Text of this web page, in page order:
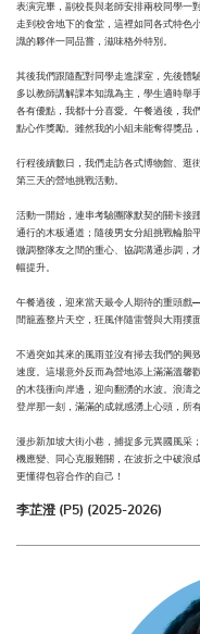
表演完畢，副校長與老師安排兩校同學一
走到校舍地下的食堂，這裡如同各式特色
識的夥伴一同品嘗，滋味格外特別。
其後我們跟隨配對同學走進課室，先後體
多以教師講解課本知識為主，學生適時舉
各有優點，我都十分喜愛。午餐過後，我
點心作獎勵。雖然我的小組未能奪得獎品
行程後續數日，我們走訪各式博物館、逛
第三天的營地挑戰活動。
活動一開始，連串考驗團隊默契的關卡接
通行的木板通道；隨後男女分組挑戰輪胎
微調整隊友之間的重心、協調溝通步調，
幅提升。
午餐過後，迎來當天最令人期待的重頭
間籠蓋整片天空，狂風伴隨雷聲與大雨撲
不過突如其來的風雨並沒有掃去我們的興
速度。這場意外反而為營地添上滿滿溫馨
的木筏衝向岸邊，迎向翻湧的水波。浪濤
登岸那一刻，滿滿的成就感湧上心頭，所
漫步新加坡大街小巷，捕捉多元異國風采
機應變、同心克服難關，在波折之中破浪
更懂得包容合作的自己！
李芷澄 (P5) (2025-2026)